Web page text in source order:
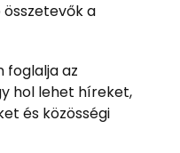
a
foglalja az
hol lehet híreket,
és közösségi